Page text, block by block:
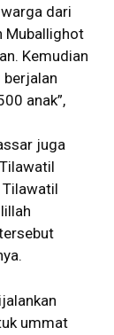
dari
Muballighot
Kemudian
berjalan
anak”,
juga
Tilawatil
ummat